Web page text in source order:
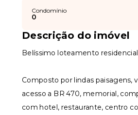
Condomínio
0
Descrição do imóvel
Belíssimo loteamento
Composto por lindas paisagens,
acesso a BR 470, memorial,
com hotel, restaurante, centro